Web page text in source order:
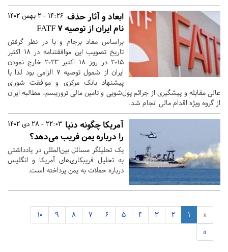
14:26 - 2 بهمن 1402 ابعاد و آثار حذف
نام ایران از توصیه 7 FATF
براساس مفاد برجام و با در نظر گرفتن
تاریخ تصویب این موافقتنامه در 18 اکتبر
2015 در روز 18 اکتبر 2023 خارج نمودن
ایران از شمول توصیه 7 الزامی بود لذا با
پیشنهاد بانک مرکزی و موافقت شورای
عالی مقابله و پیشگیری از جرائم پول‌شویی و تامین مالی تروریسم، مطالبه ایران
از گروه ویژه اقدام مالی انجام شد.
22:03 - 28 دی 1402 آمریکا چگونه دنیا
را درباره یمن فریب می‌دهد؟
یک تحلیلگر مسائل بین‌المللی در یادداشتی
به تحلیل فریبکاری‌های آمریکا و انگلیس
درباره حملات به یمن پرداخته است.
«
1
2
3
4
5
6
7
8
9
10
»